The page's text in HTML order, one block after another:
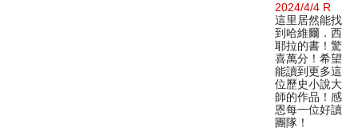
2024/4/4 R
這里居然能找
到哈維爾．西
耶拉的書！驚
喜萬分！希望
能讀到更多這
位歷史小說大
師的作品！感
恩每一位好讀
團隊！